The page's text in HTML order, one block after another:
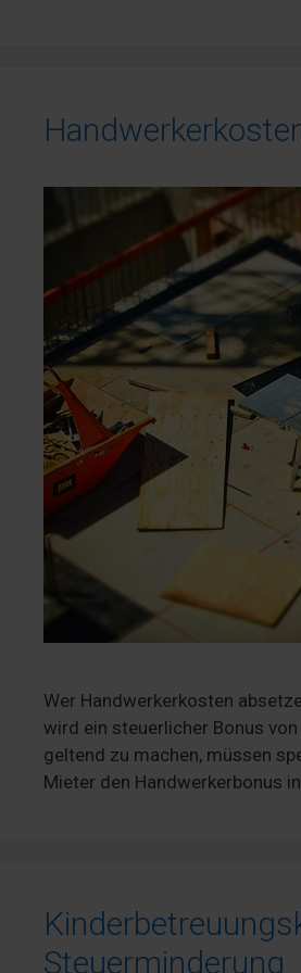
Wer Handwerkerkosten
wird ein steuerlicher Bonus
geltend zu machen, müssen
Mieter den Handwerkerbonus
Steuerminderung